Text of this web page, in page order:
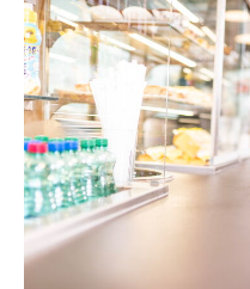
Zurück